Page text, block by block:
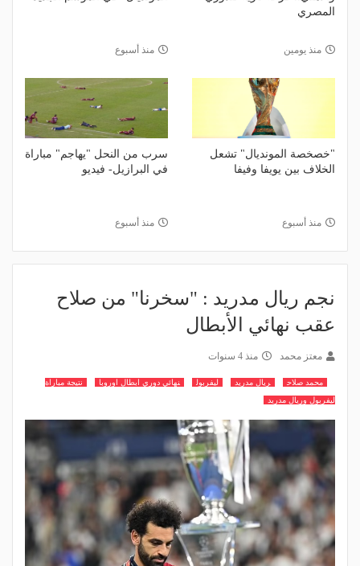
المصري
منذ يومين منذ أسبوع
"خصخصة المونديال" تشعل
الخلاف بين يويفا وفيفا
منذ أسبوع
سرب من النحل "يهاجم" مباراة
في البرازيل- فيديو
منذ أسبوع
نجم ريال مدريد : "سخرنا" من صلاح
عقب نهائي الأبطال
معتز محمد منذ 4 سنوات
محمد صلاح ريال مدريد ليفربول نهائي دوري ابطال اوروبا
نتيجة مباراة
ليفربول وريال مدريد